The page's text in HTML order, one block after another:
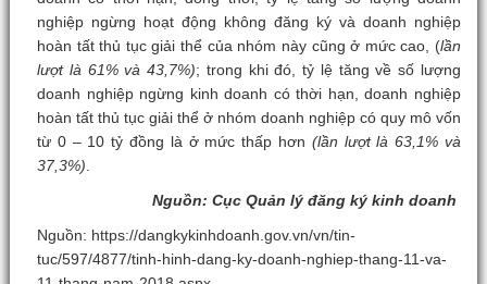
nghiệp ngừng hoạt động không đăng ký và doanh nghiệp
hoàn tất thủ tục giải thể của nhóm này cũng ở mức cao, (lần
lượt là 61% và 43,7%); trong khi đó, tỷ lệ tăng về số lượng
doanh nghiệp ngừng kinh doanh có thời hạn, doanh nghiệp
hoàn tất thủ tục giải thể ở nhóm doanh nghiệp có quy mô vốn
từ 0 – 10 tỷ đồng là ở mức thấp hơn (lần lượt là 63,1% và
37,3%)
Nguồn: Cục Quản lý đăng ký kinh doanh
Nguồn: https://dangkykinhdoanh.gov.vn/vn/tin-
tuc/597/4877/tinh-hinh-dang-ky-doanh-nghiep-thang-11-va-